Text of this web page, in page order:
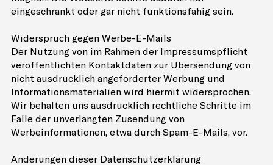
eingeschränkt oder gar nicht funktionsfähig sein.
Widerspruch gegen Werbe-E-Mails
Der Nutzung von im Rahmen der Impressumspflicht
veröffentlichten Kontaktdaten zur Übersendung von
nicht ausdrücklich angeforderter Werbung und
Informationsmaterialien wird hiermit widersprochen.
Wir behalten uns ausdrücklich rechtliche Schritte im
Falle der unverlangten Zusendung von
Werbeinformationen, etwa durch Spam-E-Mails, vor.
Änderungen dieser Datenschutzerklärung